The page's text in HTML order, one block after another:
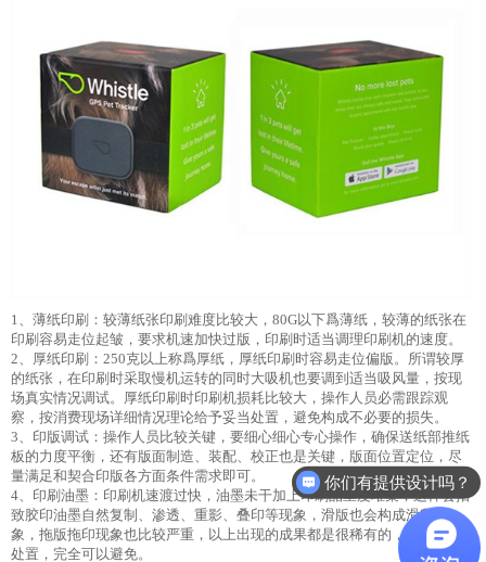
1、薄纸印刷：较薄纸张印刷难度比较大，80G以下爲薄纸，较薄的纸张在
印刷容易走位起皱，要求机速加快过版，印刷时适当调理印刷机的速度。
2、厚纸印刷：250克以上称爲厚纸，厚纸印刷时容易走位偏版。所谓较厚
的纸张，在印刷时采取慢机运转的同时大吸机也要调到适当吸风量，按现
场真实情况调试。厚纸印刷时印刷机损耗比较大，操作人员必需跟踪观
察，按消费现场详细情况理论给予妥当处置，避免构成不必要的损失。
3、印版调试：操作人员比较关键，要细心细心专心操作，确保送纸部推纸
板的力度平衡，还有版面制造、装配、校正也是关键，版面位置定位，尽
量满足和契合印版各方面条件需求即可。
4、印刷油墨：印刷机速渡过快，油墨未干加上印刷品重度堆集，这样会招
致胶印油墨自然复制、渗透、重影、叠印等现象，滑版也会构成滑印现
象，拖版拖印现象也比较严重，以上出现的成果都是很稀有的，也很容易
处置，完全可以避免。
你们有提供设计吗？